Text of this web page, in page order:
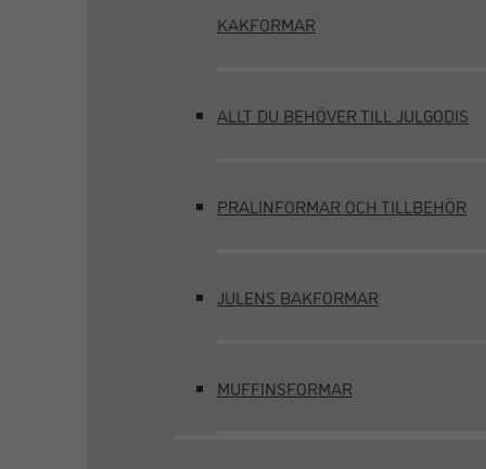
KAKFORMAR
ALLT DU BEHÖVER TILL JULGODIS
PRALINFORMAR OCH TILLBEHÖR
JULENS BAKFORMAR
MUFFINSFORMAR